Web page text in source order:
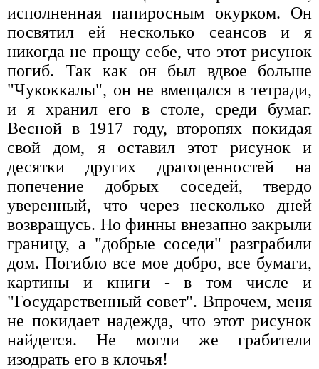
исполненная папиросным окурком. Он
посвятил ей несколько сеансов и я
никогда не прощу себе, что этот рисунок
погиб. Так как он был вдвое больше
"Чукоккалы", он не вмещался в тетради,
и я хранил его в столе, среди бумаг.
Весной в 1917 году, второпях покидая
свой дом, я оставил этот рисунок и
десятки других драгоценностей на
попечение добрых соседей, твердо
уверенный, что через несколько дней
возвращусь. Но финны внезапно закрыли
границу, а "добрые соседи" разграбили
дом. Погибло все мое добро, все бумаги,
картины и книги - в том числе и
"Государственный совет". Впрочем, меня
не покидает надежда, что этот рисунок
найдется. Не могли же грабители
изодрать его в клочья!